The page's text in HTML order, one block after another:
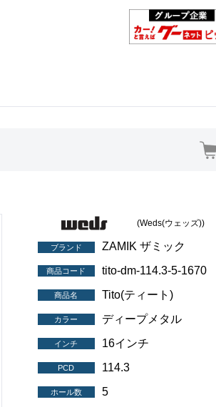
(Weds(ウェッズ))
ブランド ZAMIK ザミック
商品コード tito-dm-114.3-5-1670
商品名 Tito(ティート)
カラー ディープメタル
インチ 16インチ
PCD 114.3
ホール数 5